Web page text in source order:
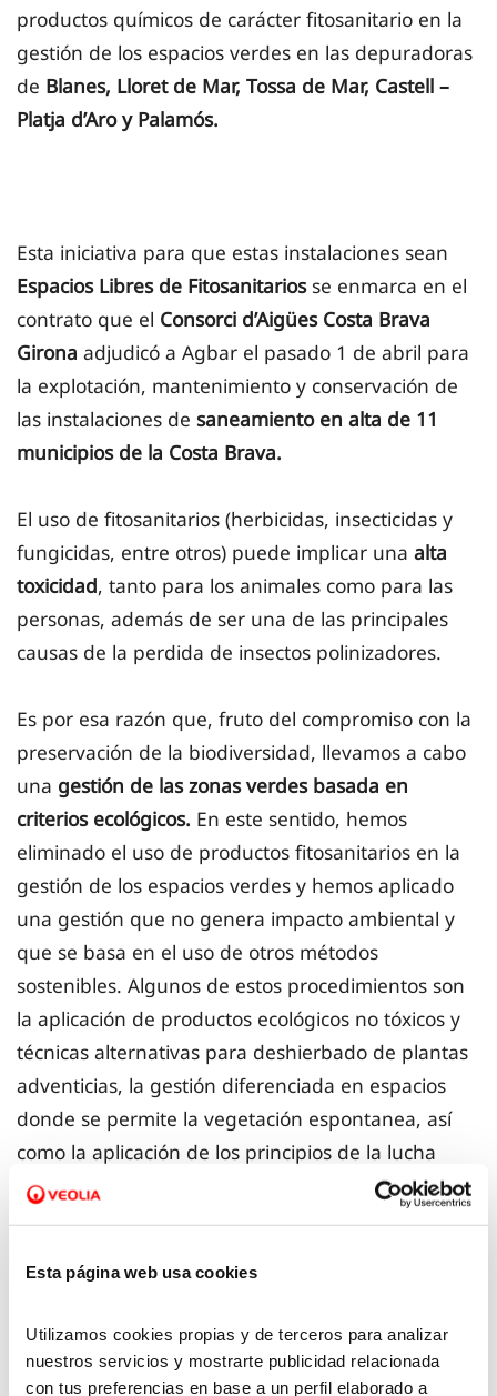
Esta página web usa cookies
Utilizamos cookies propias y de terceros para analizar
nuestros servicios y mostrarte publicidad relacionada
con tus preferencias en base a un perfil elaborado a
productos químicos de carácter fitosanitario en la
gestión de los espacios verdes en las depuradoras
de Blanes, Lloret de Mar, Tossa de Mar, Castell –
Platja d’Aro y Palamós.
Esta iniciativa para que estas instalaciones sean
Espacios Libres de Fitosanitarios se enmarca en el
contrato que el Consorci d’Aigües Costa Brava
Girona adjudicó a Agbar el pasado 1 de abril para
la explotación, mantenimiento y conservación de
las instalaciones de saneamiento en alta de 11
municipios de la Costa Brava.
El uso de fitosanitarios (herbicidas, insecticidas y
fungicidas, entre otros) puede implicar una alta
toxicidad, tanto para los animales como para las
personas, además de ser una de las principales
causas de la perdida de insectos polinizadores.
Es por esa razón que, fruto del compromiso con la
preservación de la biodiversidad, llevamos a cabo
una gestión de las zonas verdes basada en
criterios ecológicos. En este sentido, hemos
eliminado el uso de productos fitosanitarios en la
gestión de los espacios verdes y hemos aplicado
una gestión que no genera impacto ambiental y
que se basa en el uso de otros métodos
sostenibles. Algunos de estos procedimientos son
la aplicación de productos ecológicos no tóxicos y
técnicas alternativas para deshierbado de plantas
adventicias, la gestión diferenciada en espacios
donde se permite la vegetación espontanea, así
como la aplicación de los principios de la lucha
integrada de plagas y acciones que favorecen la
presencia de fauna auxiliar y vegetación
las especies invasoras (EEII) de flora exóticas
presentes en las instalaciones yplantará especies